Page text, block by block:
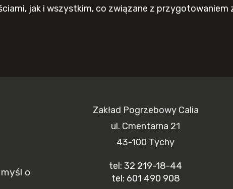
jak i wszystkim, co związane z przygotowaniem
o
Zakład Pogrzebowy Calia
ul. Cmentarna 21
43-100 Tychy
tel: 32 219-18-44
tel: 601 490 908